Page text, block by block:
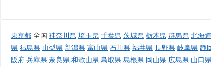
東京都 全国 神奈川県 埼玉県 千葉県 茨城県 栃木県 群馬県 北海道
県 福島県 山梨県 新潟県 富山県 石川県 福井県 長野県 岐阜県 静
阪府 兵庫県 奈良県 和歌山県 鳥取県 島根県 岡山県 広島県 山口県